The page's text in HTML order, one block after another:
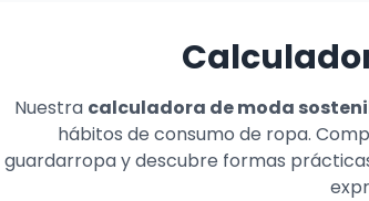
Nuestra calculadora de moda
hábitos de consumo de ropa.
guardarropa y descubre formas